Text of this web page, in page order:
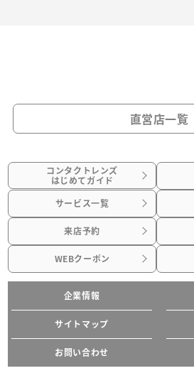
直営店一覧
コンタクトレンズ
はじめてガイド
サービス一覧
来店予約
WEBクーポン
企業情報
サイトマップ
お問い合わせ